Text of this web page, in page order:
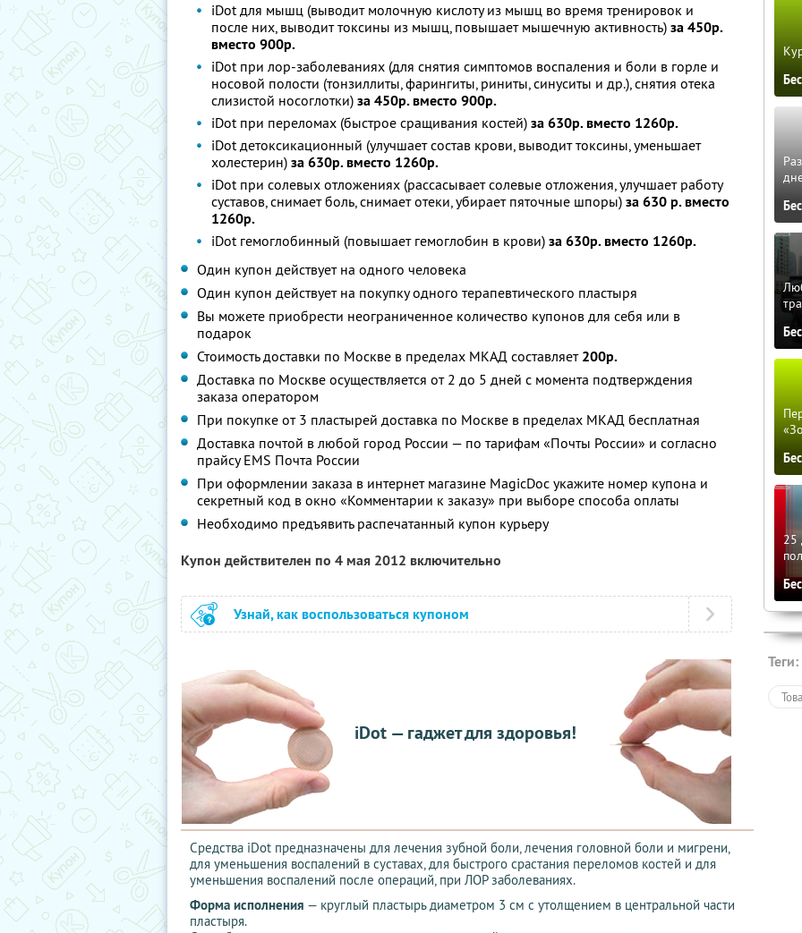
iDot для мышц (выводит молочную кислоту из мышц во время тренировок и
после них, выводит токсины из мышц, повышает мышечную активность) за 450р.
вместо 900р.
iDot при лор-заболеваниях (для снятия симптомов воспаления и боли в горле и
носовой полости (тонзиллиты, фарингиты, риниты, синуситы и др.), снятия отека
слизистой носоглотки) за 450р. вместо 900р.
iDot при переломах (быстрое сращивания костей) за 630р. вместо 1260р.
iDot детоксикационный (улучшает состав крови, выводит токсины, уменьшает
холестерин) за 630р. вместо 1260р.
iDot при солевых отложениях (рассасывает солевые отложения, улучшает работу
суставов, снимает боль, снимает отеки, убирает пяточные шпоры) за 630 р. вместо
1260р.
iDot гемоглобинный (повышает гемоглобин в крови) за 630р. вместо 1260р.
Один купон действует на одного человека
Один купон действует на покупку одного терапевтического пластыря
Вы можете приобрести неограниченное количество купонов для себя или в
подарок
Стоимость доставки по Москве в пределах МКАД составляет 200р.
Доставка по Москве осуществляется от 2 до 5 дней с момента подтверждения
заказа оператором
При покупке от 3 пластырей доставка по Москве в пределах МКАД бесплатная
Доставка почтой в любой город России — по тарифам «Почты России» и согласно
прайсу EMS Почта России
При оформлении заказа в интернет магазине MagicDoc укажите номер купона и
секретный код в окно «Комментарии к заказу» при выборе способа оплаты
Необходимо предъявить распечатанный купон курьеру
Купон действителен по 4 мая 2012 включительно
Узнай, как воспользоваться купоном
iDot — гаджет для здоровья!
Средства iDot предназначены для лечения зубной боли, лечения головной боли и мигрени,
для уменьшения воспалений в суставах, для быстрого срастания переломов костей и для
уменьшения воспалений после операций, при ЛОР заболеваниях.
Форма исполнения — круглый пластырь диаметром 3 см с утолщением в центральной части
пластыря.
25
Теги: